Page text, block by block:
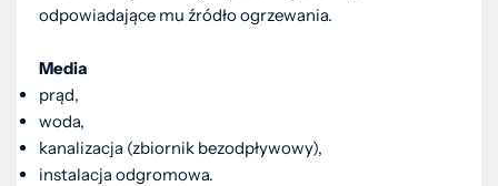
odpowiadające mu źródło ogrzewania.
Media
prąd,
woda,
kanalizacja (zbiornik bezodpływowy),
instalacja odgromowa.